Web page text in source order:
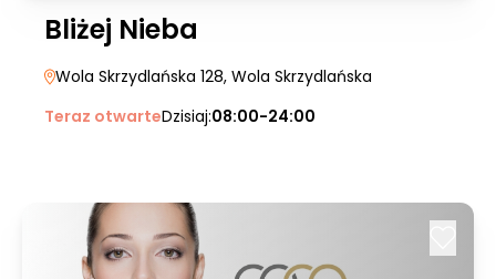
Bliżej Nieba
Wola Skrzydlańska 128, Wola Skrzydlańska
Teraz otwarteDzisiaj:08:00-24:00